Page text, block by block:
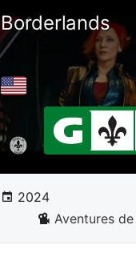
Borderlands
2024
Aventures